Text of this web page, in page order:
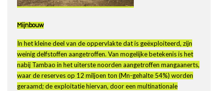
Mijnbouw
In het kleine deel van de oppervlakte dat is geëxploiteerd, zijn
weinig delfstoffen aangetroffen. Van mogelijke betekenis is het
nabij Tambao in het uiterste noorden aangetroffen mangaanerts,
waar de reserves op 12 miljoen ton (Mn-gehalte 54%) worden
geraamd; de exploitatie hiervan, door een multinationale